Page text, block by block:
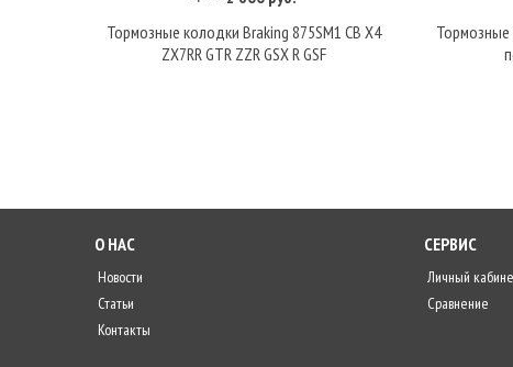
Тормозные колодки Braking 875SM1 CB X4
ZX7RR GTR ZZR GSX R GSF
Тормозные
О НАС
Новости
Статьи
Контакты
СЕРВИС
Личный
Сравнение